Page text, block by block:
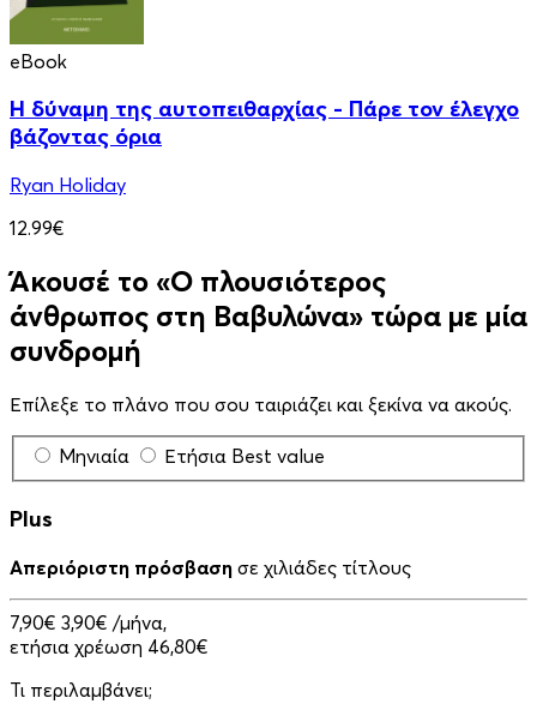
eBook
Η δύναμη της αυτοπειθαρχίας - Πάρε τον έλεγχο
βάζοντας όρια
Ryan Holiday
12.99€
Άκουσέ το «Ο πλουσιότερος
άνθρωπος στη Βαβυλώνα» τώρα με μία
συνδρομή
Επίλεξε το πλάνο που σου ταιριάζει και ξεκίνα να ακούς.
Μηνιαία Ετήσια Best value
Plus
Απεριόριστη πρόσβαση σε χιλιάδες τίτλους
7,90€ 3,90€ /μήνα,
ετήσια χρέωση 46,80€
Τι περιλαμβάνει;